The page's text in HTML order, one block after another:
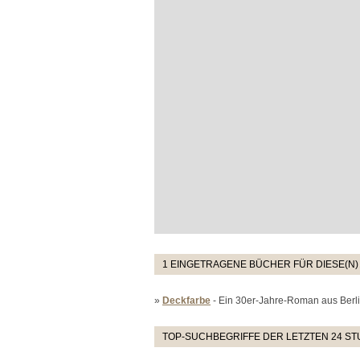
1 EINGETRAGENE BÜCHER FÜR DIESE(N)
» Deckfarbe - Ein 30er-Jahre-Roman aus
TOP-SUCHBEGRIFFE DER LETZTEN 24